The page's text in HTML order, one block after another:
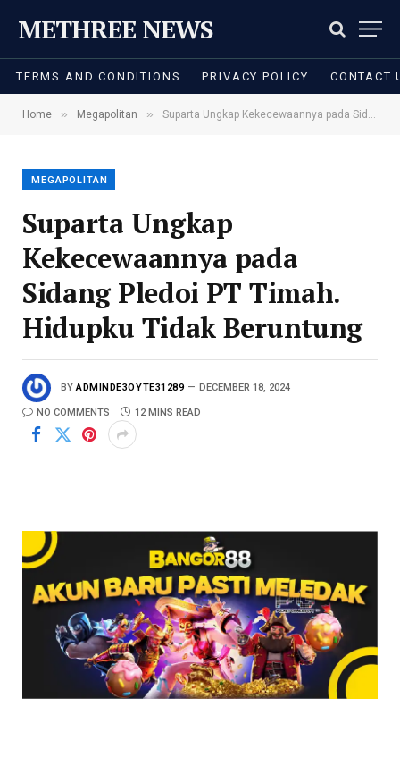
METHREE NEWS
TERMS AND CONDITIONS PRIVACY POLICY CONTACT
Home » Megapolitan » Suparta Ungkap Kekecewaannya pada Sidang Pledoi PT Timah. Hidupku Tidak Beruntung
MEGAPOLITAN
Suparta Ungkap
Kekecewaannya pada
Sidang Pledoi PT Timah.
Hidupku Tidak Beruntung
BY ADMINDE3OYTE31289 DECEMBER 18, 2024
NO COMMENTS 12 MINS READ